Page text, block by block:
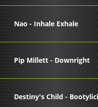
Nao - Inhale Exhale
Pip Millett - Downright
Destiny's Child -